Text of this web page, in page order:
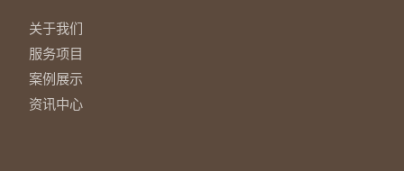
关于我们
服务项目
案例展示
资讯中心